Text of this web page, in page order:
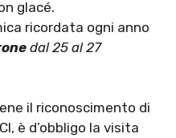
glacé.
ricordata ogni anno
dal 25 al 27
il riconoscimento di
è d’obbligo la visita